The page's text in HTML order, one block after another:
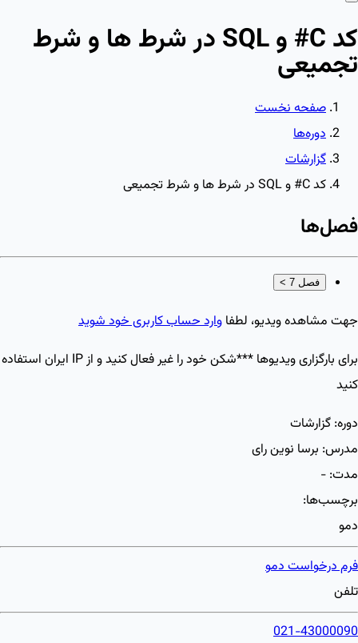
کد C# و SQL در شرط ها و شرط
تجمیعی
صفحه نخست
دوره‌ها
گزارشات
کد C# و SQL در شرط ها و شرط تجمیعی
فصل‌ها
فصل 7 >
جهت مشاهده ویدیو، لطفا وارد حساب کاربری خود شوید
برای بارگزاری ویدیو‌ها ***شکن خود را غیر فعال کنید و از IP ایران استفاده
کنید
دوره: گزارشات
مدرس: برسا نوین رای
مدت: -
برچسب‌ها:
دمو
فرم درخواست دمو
تلفن
021-43000090